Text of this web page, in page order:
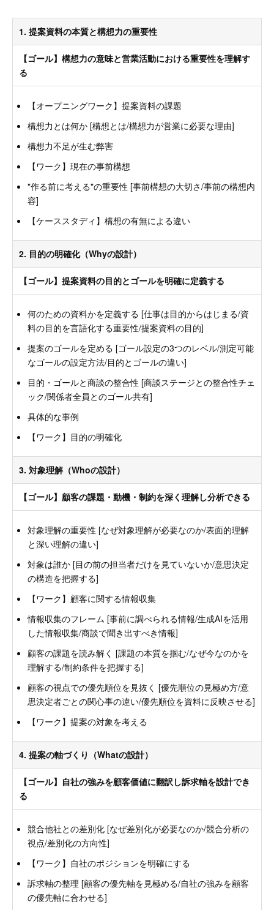
1. 提案資料の本質と構想力の重要性
【ゴール】構想力の意味と営業活動における重要性を理解す
る
【オープニングワーク】提案資料の課題
構想力とは何か [構想とは/構想力が営業に必要な理由]
構想力不足が生む弊害
【ワーク】現在の事前構想
"作る前に考える"の重要性 [事前構想の大切さ/事前の構想内
容]
【ケーススタディ】構想の有無による違い
2. 目的の明確化（Whyの設計）
【ゴール】提案資料の目的とゴールを明確に定義する
何のための資料かを定義する [仕事は目的からはじまる/資
料の目的を言語化する重要性/提案資料の目的]
提案のゴールを定める [ゴール設定の3つのレベル/測定可能
なゴールの設定方法/目的とゴールの違い]
目的・ゴールと商談の整合性 [商談ステージとの整合性チェ
ック/関係者全員とのゴール共有]
具体的な事例
【ワーク】目的の明確化
3. 対象理解（Whoの設計）
【ゴール】顧客の課題・動機・制約を深く理解し分析できる
対象理解の重要性 [なぜ対象理解が必要なのか/表面的理解
と深い理解の違い]
対象は誰か [目の前の担当者だけを見ていないか/意思決定
の構造を把握する]
【ワーク】顧客に関する情報収集
情報収集のフレーム [事前に調べられる情報/生成AIを活用
した情報収集/商談で聞き出すべき情報]
顧客の課題を読み解く [課題の本質を掴む/なぜ今なのかを
理解する/制約条件を把握する]
顧客の視点での優先順位を見抜く [優先順位の見極め方/意
思決定者ごとの関心事の違い/優先順位を資料に反映させる]
【ワーク】提案の対象を考える
4. 提案の軸づくり（Whatの設計）
【ゴール】自社の強みを顧客価値に翻訳し訴求軸を設計でき
る
競合他社との差別化 [なぜ差別化が必要なのか/競合分析の
視点/差別化の方向性]
【ワーク】自社のポジションを明確にする
訴求軸の整理 [顧客の優先軸を見極める/自社の強みを顧客
の優先軸に合わせる]